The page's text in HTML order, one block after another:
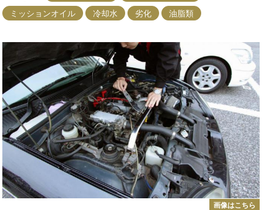
ミッションオイル
冷却水 劣化 油脂類
画像はこちら